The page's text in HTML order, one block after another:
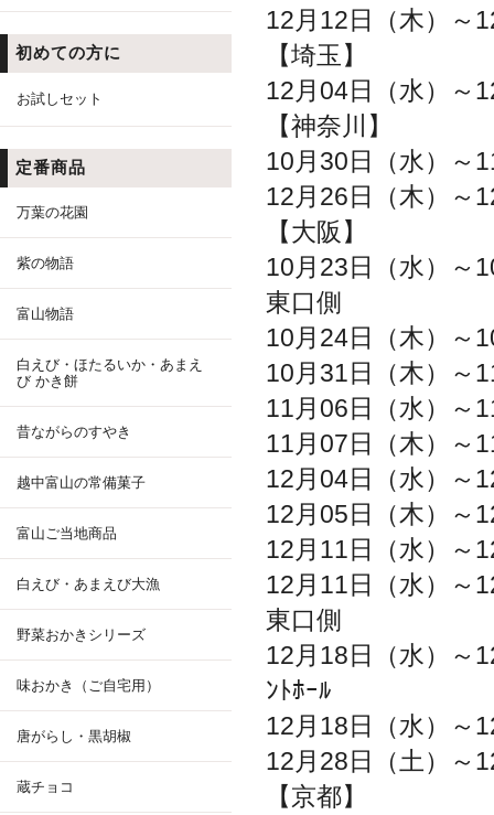
初めての方に
お試しセット
定番商品
万葉の花園
紫の物語
富山物語
白えび・ほたるいか・あまえ
び かき餅
昔ながらのすやき
越中富山の常備菓子
富山ご当地商品
白えび・あまえび大漁
野菜おかきシリーズ
味おかき（ご自宅用）
唐がらし・黒胡椒
蔵チョコ
12月12日（木）～
【埼玉】
12月04日（水）～
【神奈川】
10月30日（水）～
12月26日（木）～
【大阪】
10月23日（水）～
東口側
10月24日（木）～
10月31日（木）～
11月06日（水）～
11月07日（木）～
12月04日（水）～
12月05日（木）～
12月11日（水）～
12月11日（水）～
東口側
12月18日（水）～
ﾝﾄﾎｰﾙ
12月18日（水）～
12月28日（土）～
【京都】